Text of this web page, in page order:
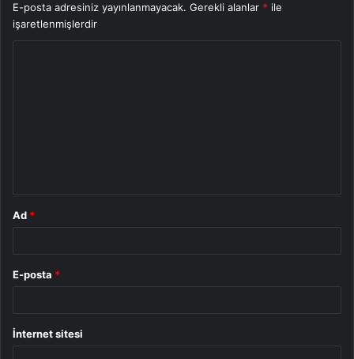
E-posta adresiniz yayınlanmayacak. Gerekli alanlar * ile
işaretlenmişlerdir
Ad *
E-posta *
İnternet sitesi